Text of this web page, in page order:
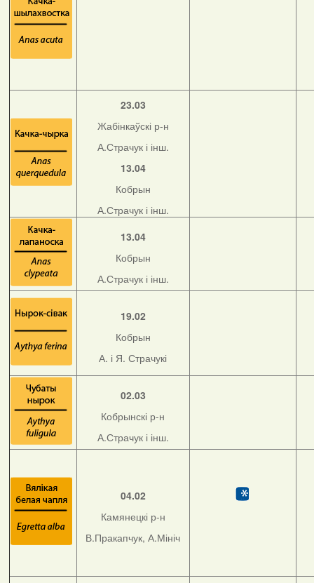
23.03
Жабінкаўскі р-н
А.Страчук і інш.
13.04
Кобрын
А.Страчук і інш.
13.04
Кобрын
А.Страчук і інш.
19.02
Кобрын
А. і Я. Страчукі
02.03
Кобрынскі р-н
А.Страчук і інш.
04.02
Камянецкі р-н
В.Пракапчук, А.Мініч